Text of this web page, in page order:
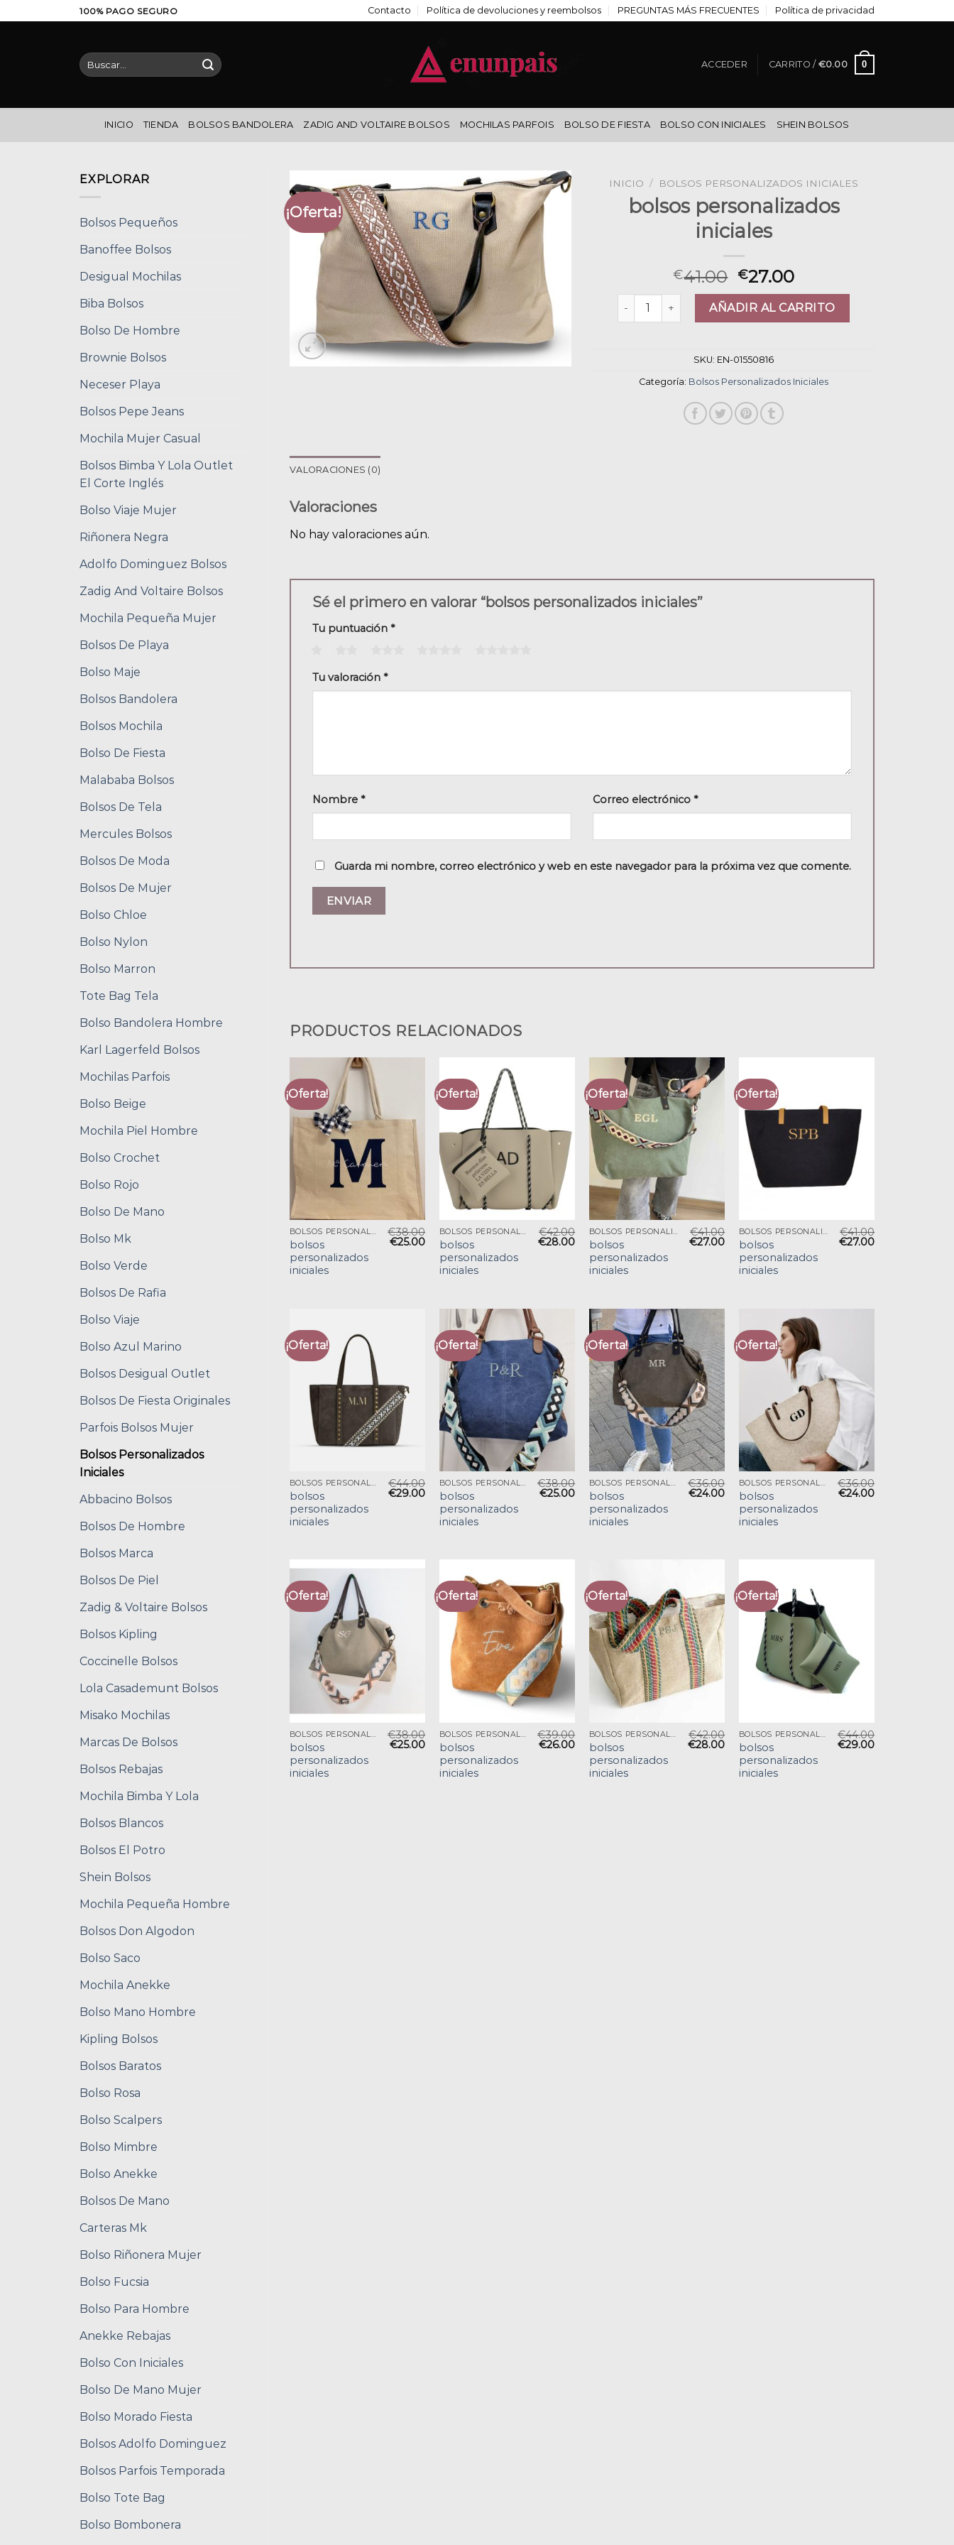
al
100% PAGO SEGURO Contacto Política de devoluciones y reembolsos PREGUNTAS MÁS FRECUENTES Política de privacidad
Buscar
por:
ACCEDER CARRITO / €0.00 0
INICIO TIENDA BOLSOS BANDOLERA ZADIG AND VOLTAIRE BOLSOS MOCHILAS PARFOIS BOLSO DE FIESTA BOLSO CON INICIALES SHEIN BOLSOS
EXPLORAR
Bolsos Pequeños
Banoffee Bolsos
Desigual Mochilas
Biba Bolsos
Bolso De Hombre
Brownie Bolsos
Neceser Playa
Bolsos Pepe Jeans
Mochila Mujer Casual
Bolsos Bimba Y Lola Outlet
El Corte Inglés
Bolso Viaje Mujer
Riñonera Negra
Adolfo Dominguez Bolsos
Zadig And Voltaire Bolsos
Mochila Pequeña Mujer
Bolsos De Playa
Bolso Maje
Bolsos Bandolera
Bolsos Mochila
Bolso De Fiesta
Malababa Bolsos
Bolsos De Tela
Mercules Bolsos
Bolsos De Moda
Bolsos De Mujer
Bolso Chloe
Bolso Nylon
Bolso Marron
Tote Bag Tela
Bolso Bandolera Hombre
Karl Lagerfeld Bolsos
Mochilas Parfois
Bolso Beige
Mochila Piel Hombre
Bolso Crochet
Bolso Rojo
Bolso De Mano
Bolso Mk
Bolso Verde
Bolsos De Rafia
Bolso Viaje
Bolso Azul Marino
Bolsos Desigual Outlet
Bolsos De Fiesta Originales
Parfois Bolsos Mujer
Bolsos Personalizados
Iniciales
Abbacino Bolsos
Bolsos De Hombre
Bolsos Marca
Bolsos De Piel
Zadig & Voltaire Bolsos
Bolsos Kipling
Coccinelle Bolsos
Lola Casademunt Bolsos
Misako Mochilas
Marcas De Bolsos
Bolsos Rebajas
Mochila Bimba Y Lola
Bolsos Blancos
Bolsos El Potro
Shein Bolsos
Mochila Pequeña Hombre
Bolsos Don Algodon
Bolso Saco
Mochila Anekke
Bolso Mano Hombre
Kipling Bolsos
Bolsos Baratos
Bolso Rosa
Bolso Scalpers
Bolso Mimbre
Bolso Anekke
Bolsos De Mano
Carteras Mk
Bolso Riñonera Mujer
Bolso Fucsia
Bolso Para Hombre
Anekke Rebajas
Bolso Con Iniciales
Bolso De Mano Mujer
Bolso Morado Fiesta
Bolsos Adolfo Dominguez
Bolsos Parfois Temporada
Bolso Tote Bag
Bolso Bombonera
¡Oferta!
INICIO / BOLSOS PERSONALIZADOS INICIALES
bolsos personalizados
iniciales
€41.00 €27.00
bolsos personalizados iniciales cantidad
AÑADIR AL CARRITO
SKU: EN-01550816
Categoría: Bolsos Personalizados Iniciales
VALORACIONES (0)
Valoraciones
No hay valoraciones aún.
Sé el primero en valorar “bolsos personalizados iniciales”
Tu puntuación *
Tu valoración *
Nombre * Correo electrónico *
Guarda mi nombre, correo electrónico y web en este navegador para la próxima vez que comente.
PRODUCTOS RELACIONADOS
¡Oferta!
BOLSOS PERSONALIZADOS INICIALES
bolsos
personalizados
iniciales
€38.00
€25.00
¡Oferta!
BOLSOS PERSONALIZADOS INICIALES
bolsos
personalizados
iniciales
€42.00
€28.00
¡Oferta!
BOLSOS PERSONALIZADOS INICIALES
bolsos
personalizados
iniciales
€41.00
€27.00
¡Oferta!
BOLSOS PERSONALIZADOS INICIALES
bolsos
personalizados
iniciales
€41.00
€27.00
¡Oferta!
BOLSOS PERSONALIZADOS INICIALES
bolsos
personalizados
iniciales
€44.00
€29.00
¡Oferta!
BOLSOS PERSONALIZADOS INICIALES
bolsos
personalizados
iniciales
€38.00
€25.00
¡Oferta!
BOLSOS PERSONALIZADOS INICIALES
bolsos
personalizados
iniciales
€36.00
€24.00
¡Oferta!
BOLSOS PERSONALIZADOS INICIALES
bolsos
personalizados
iniciales
€36.00
€24.00
¡Oferta!
BOLSOS PERSONALIZADOS INICIALES
bolsos
personalizados
iniciales
€38.00
€25.00
¡Oferta!
BOLSOS PERSONALIZADOS INICIALES
bolsos
personalizados
iniciales
€39.00
€26.00
¡Oferta!
BOLSOS PERSONALIZADOS INICIALES
bolsos
personalizados
iniciales
€42.00
€28.00
¡Oferta!
BOLSOS PERSONALIZADOS INICIALES
bolsos
personalizados
iniciales
€44.00
€29.00